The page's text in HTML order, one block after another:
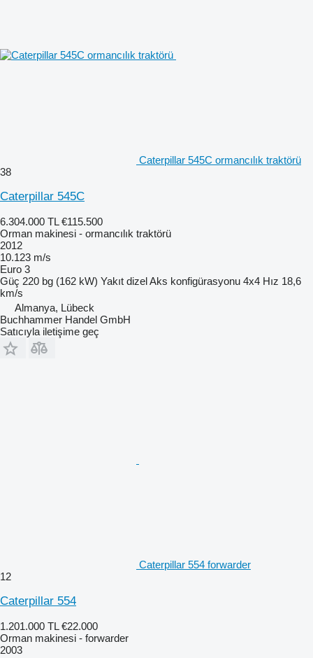
Caterpillar 545C ormancılık traktörü
38
Caterpillar 545C
6.304.000 TL €115.500
Orman makinesi - ormancılık traktörü
2012
10.123 m/s
Euro 3
Güç 220 bg (162 kW) Yakıt dizelAks konfigürasyonu 4x4 Hız 18,6
km/s
Almanya, Lübeck
Buchhammer Handel GmbH
Satıcıyla iletişime geç
Caterpillar 554 forwarder
12
Caterpillar 554
1.201.000 TL €22.000
Orman makinesi - forwarder
2003